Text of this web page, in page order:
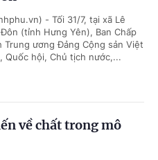
- Tối 31/7, tại xã Lê
(tỉnh Hưng Yên), Ban Chấp
Trung ương Đảng Cộng sản Việt
Quốc hội, Chủ tịch nước,...
về chất trong mô